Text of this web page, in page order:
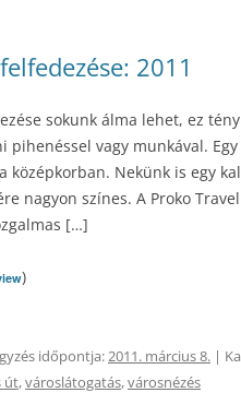
2011
sokunk álma lehet, ez
pihenéssel vagy munkával.
középkorban. Nekünk is egy
nagyon színes. A Proko
[…]
)
időpontja:2011. március 8. |
út,városlátogatás,városnézés